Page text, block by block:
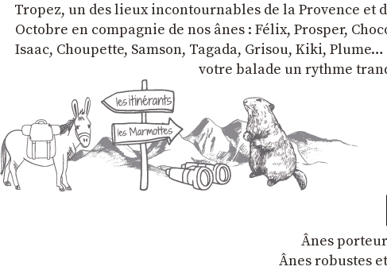
Tropez, un des lieux incontournables de la Provence et
Octobre en compagnie de nos ânes : Félix, Prosper,
Isaac, Choupette, Samson, Tagada, Grisou, Kiki,
votre balade un rythme
Ânes
Ânes robustes